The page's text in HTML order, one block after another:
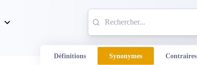
Définitions Synonymes Contraires